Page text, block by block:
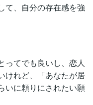
て、自分の存在感を強
ってでも良いし、恋人
けれど、「あなたが居
いに頼りにされたい願